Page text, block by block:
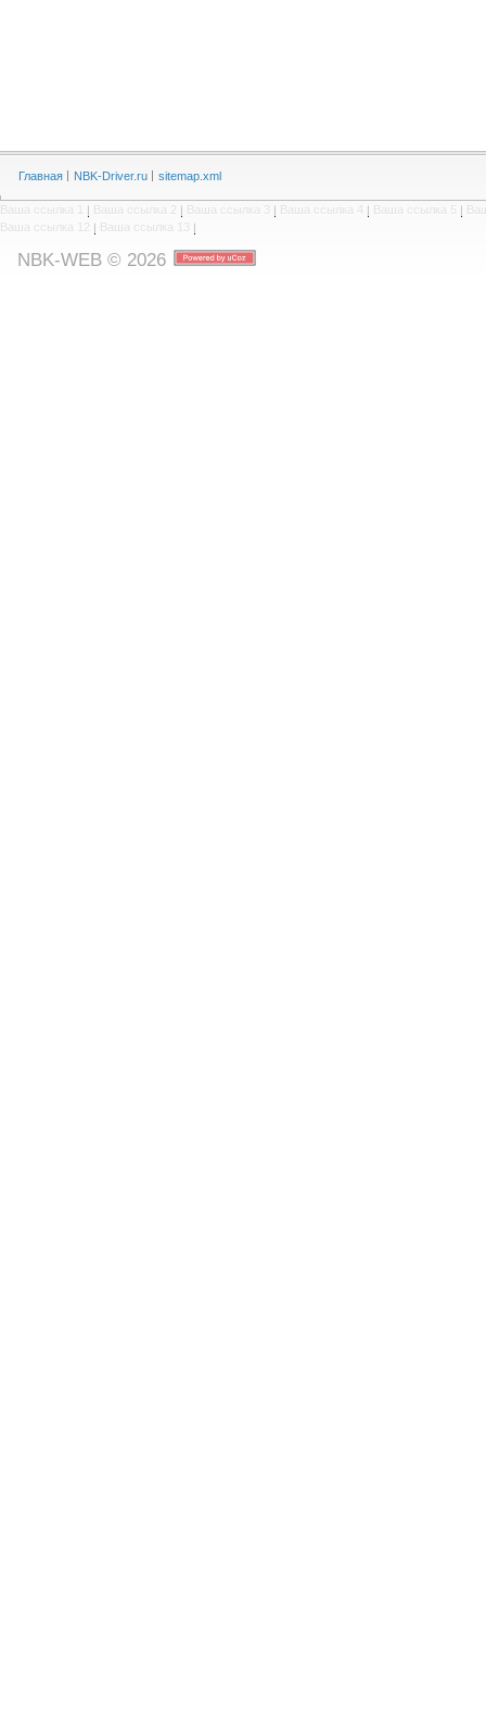
Главная NBK-Driver.ru sitemap.xml
Ваша ссылка 1 | Ваша ссылка 2 | Ваша ссылка 3 | Ваша ссылка 4 | Ваша ссылка 5 |
Ваша ссылка 12 | Ваша ссылка 13 |
NBK-WEB © 2026